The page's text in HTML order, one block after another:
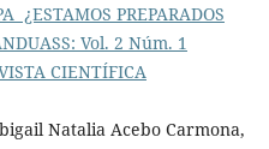
¿ESTAMOS PREPARADOS
Vol. 2 Núm. 1
CIENTÍFICA
Natalia Acebo Carmona,